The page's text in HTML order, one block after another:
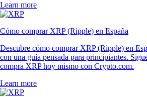
Learn more
Cómo comprar XRP (Ripple) en España
Descubre cómo comprar XRP (Ripple) en
con una guía pensada para principiantes.
compra XRP hoy mismo con Crypto.com.
Learn more